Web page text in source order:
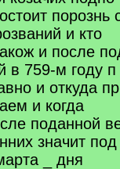
порознь
и кто
и после
в 759-м году
и откуда
и когда
поданной
значит
_ дня